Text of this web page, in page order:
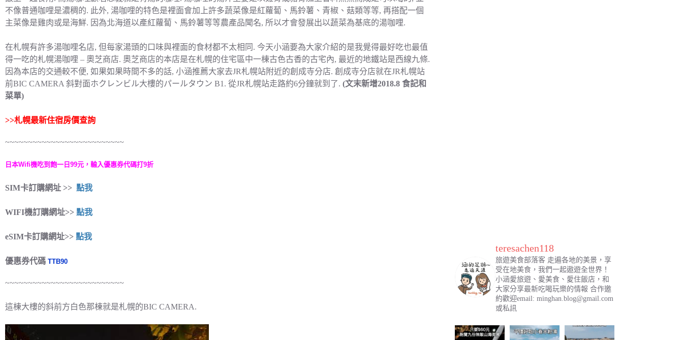
不像普通咖哩是濃稠的. 此外, 湯咖哩的特色是裡面會加上許多蔬菜像是紅蘿蔔、馬鈴薯、青椒、菇類等等, 再搭配一個
主菜像是雞肉或是海鮮. 因為北海道以產紅蘿蔔、馬鈴薯等等農產品聞名, 所以才會發展出以蔬菜為基底的湯咖哩.
在札幌有許多湯咖哩名店, 但每家湯頭的口味與裡面的食材都不太相同. 今天小涵要為大家介紹的是我覺得最好吃也最值
得一吃的札幌湯咖哩 – 奧芝商店. 奧芝商店的本店是在札幌的住宅區中一棟古色古香的古宅內, 最近的地鐵站是西線九條.
因為本店的交通較不便, 如果如果時間不多的話, 小涵推薦大家去JR札幌站附近的創成寺分店. 創成寺分店就在JR札幌站
前BIC CAMERA 斜對面ホクレンビル大樓的パールタウン B1. 從JR札幌站走路約6分鐘就到了. (文末新增2018.8 食記和
菜單)
>>札幌最新住宿房價查詢
~~~~~~~~~~~~~~~~~~~~~~~~~~
日本Wifi機吃到飽一日99元，輸入優惠券代碼打9折
SIM卡訂購網址 >> 點我
WIFI機訂購網址>> 點我
eSIM卡訂購網址>> 點我
優惠券代碼 TTB90
~~~~~~~~~~~~~~~~~~~~~~~~~~
這棟大樓的斜前方白色那棟就是札幌的BIC CAMERA.
teresachen118
旅遊美食部落客走遍各地的美景，享
受在地美食，我們一起遨遊全世界！
小涵愛旅遊、愛美食、愛住飯店，和
大家分享最新吃喝玩樂的情報 合作邀
約歡迎email: minghan.blog@gmail.com
或私訊